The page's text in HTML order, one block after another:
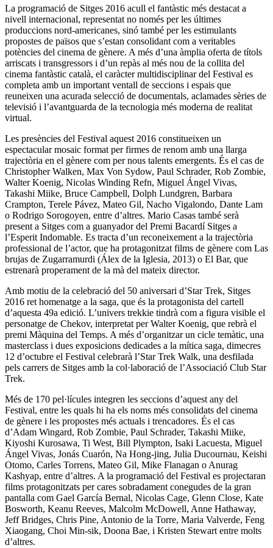
La programació de Sitges 2016 acull el fantàstic més destacat a
nivell internacional, representat no només per les últimes
produccions nord-americanes, sinó també per les estimulants
propostes de països que s’estan consolidant com a veritables
potències del cinema de gènere. A més d’una àmplia oferta de títols
arriscats i transgressors i d’un repàs al més nou de la collita del
cinema fantàstic català, el caràcter multidisciplinar del Festival es
completa amb un important ventall de seccions i espais que
reuneixen una acurada selecció de documentals, aclamades sèries de
televisió i l’avantguarda de la tecnologia més moderna de realitat
virtual.
Les presències del Festival aquest 2016 constitueixen un
espectacular mosaic format per firmes de renom amb una llarga
trajectòria en el gènere com per nous talents emergents. És el cas de
Christopher Walken, Max Von Sydow, Paul Schrader, Rob Zombie,
Walter Koenig, Nicolas Winding Refn, Miguel Ángel Vivas,
Takashi Miike, Bruce Campbell, Dolph Lundgren, Barbara
Crampton, Terele Pávez, Mateo Gil, Nacho Vigalondo, Dante Lam
o Rodrigo Sorogoyen, entre d’altres. Mario Casas també serà
present a Sitges com a guanyador del Premi Bacardí Sitges a
l’Esperit Indomable. Es tracta d’un reconeixement a la trajectòria
professional de l’actor, que ha protagonitzat films de gènere com Las
brujas de Zugarramurdi (Álex de la Iglesia, 2013) o El Bar, que
estrenarà properament de la mà del mateix director.
Amb motiu de la celebració del 50 aniversari d’Star Trek, Sitges
2016 ret homenatge a la saga, que és la protagonista del cartell
d’aquesta 49a edició. L’univers trekkie tindrà com a figura visible el
personatge de Chekov, interpretat per Walter Koenig, que rebrà el
premi Màquina del Temps. A més d’organitzar un cicle temàtic, una
masterclass i dues exposicions dedicades a la mítica saga, dimecres
12 d’octubre el Festival celebrarà l’Star Trek Walk, una desfilada
pels carrers de Sitges amb la col·laboració de l’Associació Club Star
Trek.
Més de 170 pel·lícules integren les seccions d’aquest any del
Festival, entre les quals hi ha els noms més consolidats del cinema
de gènere i les propostes més actuals i trencadores. És el cas
d’Adam Wingard, Rob Zombie, Paul Schrader, Takashi Miike,
Kiyoshi Kurosawa, Ti West, Bill Plympton, Isaki Lacuesta, Miguel
Ángel Vivas, Jonás Cuarón, Na Hong-jing, Julia Ducournau, Keishi
Otomo, Carles Torrens, Mateo Gil, Mike Flanagan o Anurag
Kashyap, entre d’altres. A la programació del Festival es projectaran
films protagonitzats per cares sobradament conegudes de la gran
pantalla com Gael García Bernal, Nicolas Cage, Glenn Close, Kate
Bosworth, Keanu Reeves, Malcolm McDowell, Anne Hathaway,
Jeff Bridges, Chris Pine, Antonio de la Torre, Maria Valverde, Feng
Xiaogang, Choi Min-sik, Doona Bae, i Kristen Stewart entre molts
d’altres.